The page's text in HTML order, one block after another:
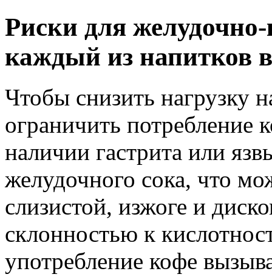
Риски для
каждый из напитков
Чтобы снизить нагрузку
ограничить потребление
наличии гастрита или
желудочного сока, что
слизистой, изжоге и
склонностью к
употребление кофе